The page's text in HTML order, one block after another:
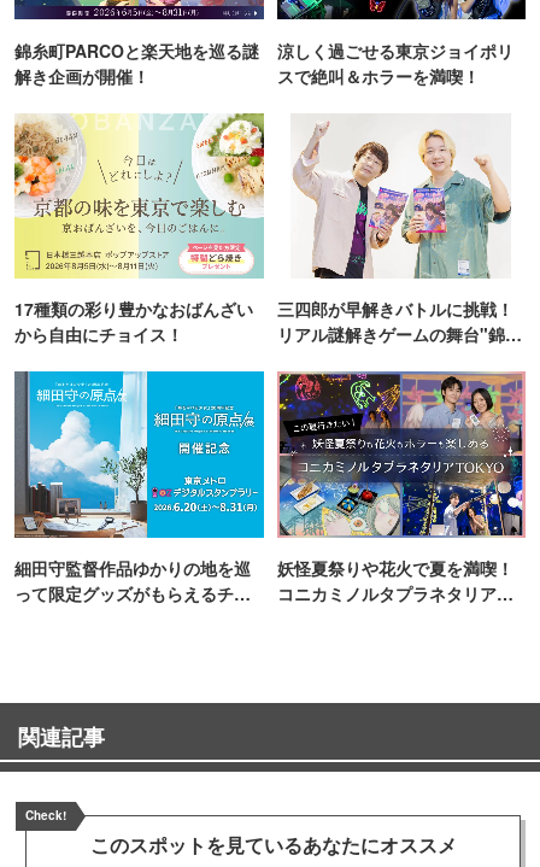
錦糸町PARCOと楽天地を巡る謎
解き企画が開催！
涼しく過ごせる東京ジョイポリ
スで絶叫＆ホラーを満喫！
17種類の彩り豊かなおばんざい
から自由にチョイス！
三四郎が早解きバトルに挑戦！
リアル謎解きゲームの舞台"錦糸
細田守監督作品ゆかりの地を巡
って限定グッズがもらえるチャ
妖怪夏祭りや花火で夏を満喫！
コニカミノルタプラネタリア
関連記事
Check!
このスポットを見ているあなたにオススメ